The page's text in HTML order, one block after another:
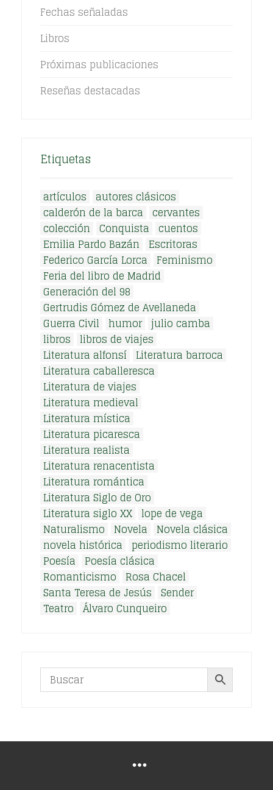
Fechas señaladas
Libros
Próximas publicaciones
Reseñas destacadas
Etiquetas
artículos
autores clásicos
calderón de la barca cervantes
colección Conquista cuentos
Emilia Pardo Bazán
Escritoras
Federico García Lorca
Feminismo
Feria del libro de Madrid
Generación del 98
Gertrudis Gómez de Avellaneda
Guerra Civil humor julio camba
libros libros de viajes
Literatura alfonsí Literatura barroca
Literatura caballeresca
Literatura de viajes
Literatura medieval
Literatura mística
Literatura picaresca
Literatura realista
Literatura renacentista
Literatura romántica
Literatura Siglo de Oro
Literatura siglo XX lope de vega
Naturalismo
Novela
Novela clásica
novela histórica periodismo literario
Poesía
Poesía clásica
Romanticismo
Rosa Chacel
Santa Teresa de Jesús Sender
Teatro Álvaro Cunqueiro